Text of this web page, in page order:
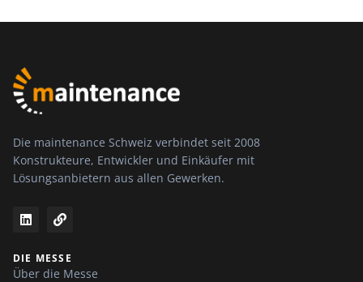
Die maintenance Schweiz verbindet seit 2008
Konstrukteure, Entwickler und Einkäufer mit
Lösungsanbietern aus allen Gewerken.
DIE MESSE
Über die Messe